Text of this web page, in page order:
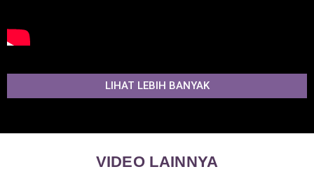
LIHAT LEBIH BANYAK
VIDEO LAINNYA